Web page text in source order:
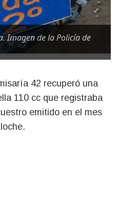
Imagen de la Policía de
110 cc que registraba
emitido en el mes